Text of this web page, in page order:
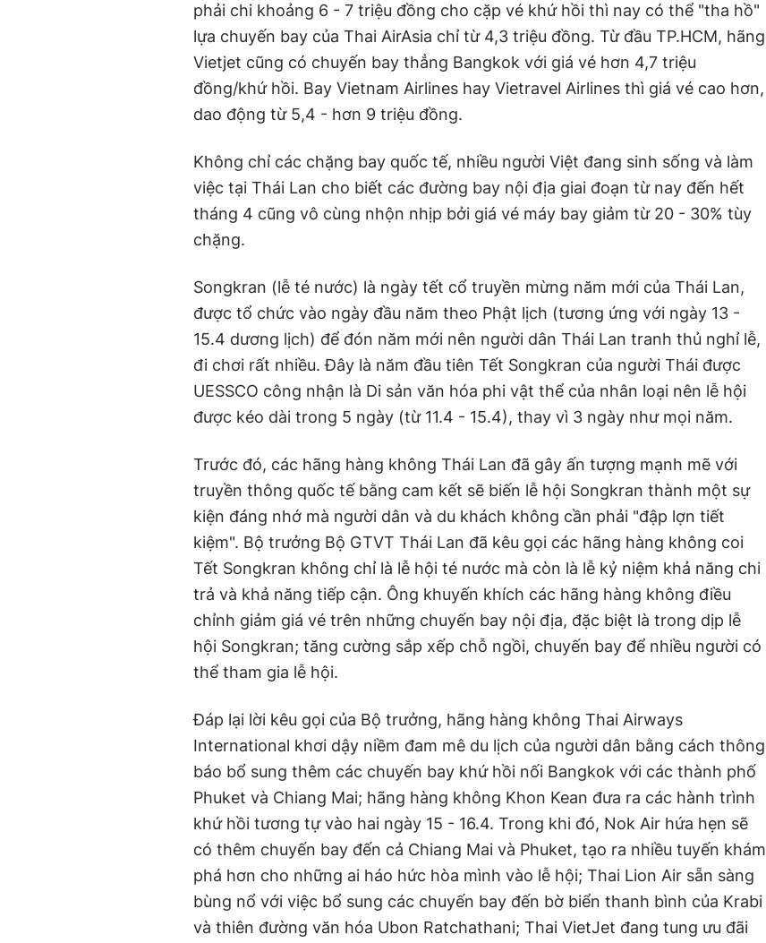
phải chi khoảng 6 - 7 triệu đồng cho cặp vé khứ hồi thì nay có thể "tha hồ"
lựa chuyến bay của Thai AirAsia chỉ từ 4,3 triệu đồng. Từ đầu TP.HCM, hãng
Vietjet cũng có chuyến bay thẳng Bangkok với giá vé hơn 4,7 triệu
đồng/khứ hồi. Bay Vietnam Airlines hay Vietravel Airlines thì giá vé cao hơn,
dao động từ 5,4 - hơn 9 triệu đồng.
Không chỉ các chặng bay quốc tế, nhiều người Việt đang sinh sống và làm
việc tại Thái Lan cho biết các đường bay nội địa giai đoạn từ nay đến hết
tháng 4 cũng vô cùng nhộn nhịp bởi giá vé máy bay giảm từ 20 - 30% tùy
chặng.
Songkran (lễ té nước) là ngày tết cổ truyền mừng năm mới của Thái Lan,
được tổ chức vào ngày đầu năm theo Phật lịch (tương ứng với ngày 13 -
15.4 dương lịch) để đón năm mới nên người dân Thái Lan tranh thủ nghỉ lễ,
đi chơi rất nhiều. Đây là năm đầu tiên Tết Songkran của người Thái được
UESSCO công nhận là Di sản văn hóa phi vật thể của nhân loại nên lễ hội
được kéo dài trong 5 ngày (từ 11.4 - 15.4), thay vì 3 ngày như mọi năm.
Trước đó, các hãng hàng không Thái Lan đã gây ấn tượng mạnh mẽ với
truyền thông quốc tế bằng cam kết sẽ biến lễ hội Songkran thành một sự
kiện đáng nhớ mà người dân và du khách không cần phải "đập lợn tiết
kiệm". Bộ trưởng Bộ GTVT Thái Lan đã kêu gọi các hãng hàng không coi
Tết Songkran không chỉ là lễ hội té nước mà còn là lễ kỷ niệm khả năng chi
trả và khả năng tiếp cận. Ông khuyến khích các hãng hàng không điều
chỉnh giảm giá vé trên những chuyến bay nội địa, đặc biệt là trong dịp lễ
hội Songkran; tăng cường sắp xếp chỗ ngồi, chuyến bay để nhiều người có
thể tham gia lễ hội.
Đáp lại lời kêu gọi của Bộ trưởng, hãng hàng không Thai Airways
International khơi dậy niềm đam mê du lịch của người dân bằng cách thông
báo bổ sung thêm các chuyến bay khứ hồi nối Bangkok với các thành phố
Phuket và Chiang Mai; hãng hàng không Khon Kean đưa ra các hành trình
khứ hồi tương tự vào hai ngày 15 - 16.4. Trong khi đó, Nok Air hứa hẹn sẽ
có thêm chuyến bay đến cả Chiang Mai và Phuket, tạo ra nhiều tuyến khám
phá hơn cho những ai háo hức hòa mình vào lễ hội; Thai Lion Air sẵn sàng
bùng nổ với việc bổ sung các chuyến bay đến bờ biển thanh bình của Krabi
và thiên đường văn hóa Ubon Ratchathani; Thai VietJet đang tung ưu đãi